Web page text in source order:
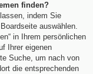
finden?
indem Sie
auswählen.
in Ihrem persönlichen
Ihrer eigenen
Suche, um nach von
die entsprechenden